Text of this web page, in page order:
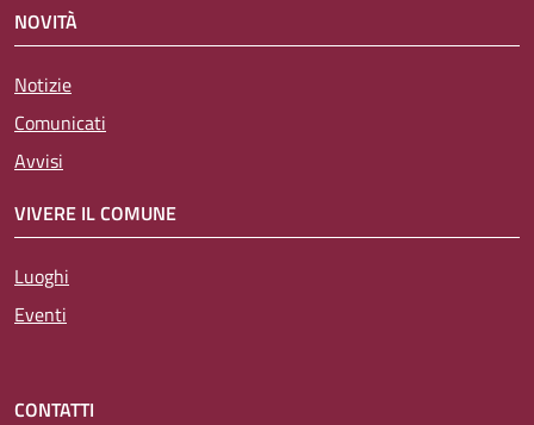
NOVITÀ
Notizie
Comunicati
Avvisi
VIVERE IL COMUNE
Luoghi
Eventi
CONTATTI